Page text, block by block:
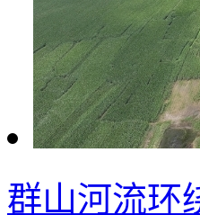
群山河流环